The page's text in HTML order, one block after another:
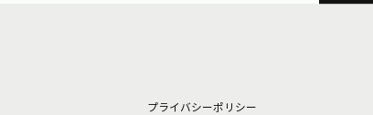
プライバシーポリシー